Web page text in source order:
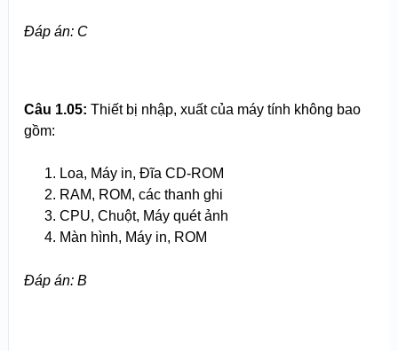
Đáp án: C
Câu 1.05: Thiết bị nhập, xuất của máy tính không bao
gồm:
Loa, Máy in, Đĩa CD-ROM
RAM, ROM, các thanh ghi
CPU, Chuột, Máy quét ảnh
Màn hình, Máy in, ROM
Đáp án: B